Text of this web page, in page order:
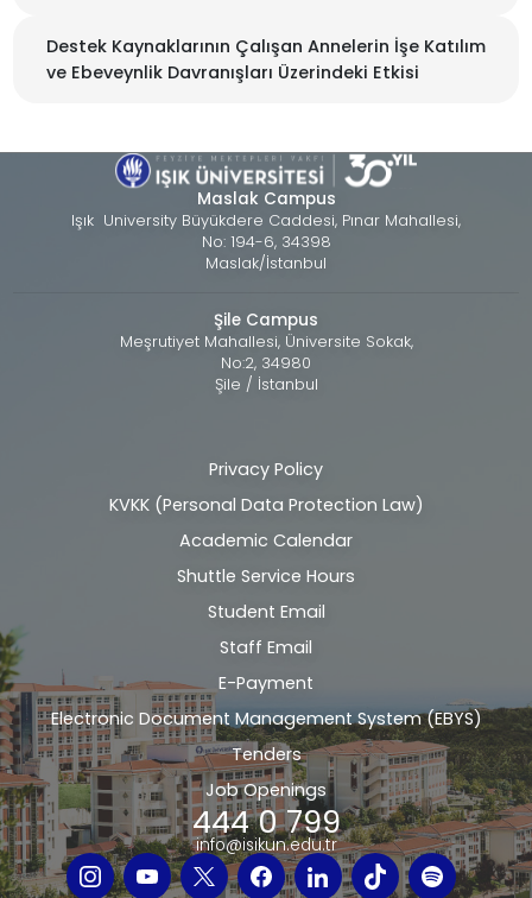
Destek Kaynaklarının Çalışan Annelerin İşe Katılım
ve Ebeveynlik Davranışları Üzerindeki Etkisi
Maslak Campus
Işık University Büyükdere Caddesi, Pınar Mahallesi,
No: 194-6, 34398
Maslak/İstanbul
Şile Campus
Meşrutiyet Mahallesi, Üniversite Sokak,
No:2, 34980
Şile / İstanbul
Alt
bilgi
Privacy Policy
KVKK (Personal Data Protection Law)
Academic Calendar
Shuttle Service Hours
Student Email
Staff Email
E-Payment
Electronic Document Management System (EBYS)
Tenders
Job Openings
444 0 799
info@isikun.edu.tr